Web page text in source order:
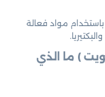
باستخدام مواد فعالة
) ما الذي